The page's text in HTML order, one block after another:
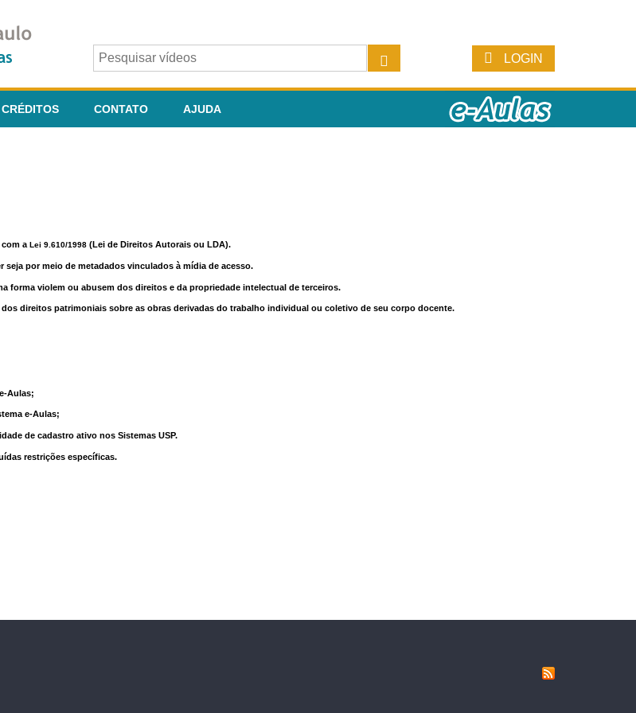
LOGIN
CRÉDITOS CONTATO AJUDA
com a Lei 9.610/1998 (Lei de Direitos Autorais ou LDA).
por meio de metadados vinculados à mídia de acesso.
forma violem ou abusem dos direitos e da propriedade intelectual de terceiros.
direitos patrimoniais sobre as obras derivadas do trabalho individual ou coletivo de seu corpo docente.
Aulas;
e-Aulas;
de cadastro ativo nos Sistemas USP.
restrições específicas.